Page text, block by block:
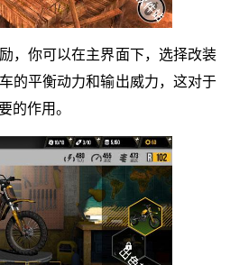
，你可以在主界面下，选择改装
的平衡动力和输出威力，这对于
的作用。